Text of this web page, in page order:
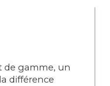
de gamme, un
différence